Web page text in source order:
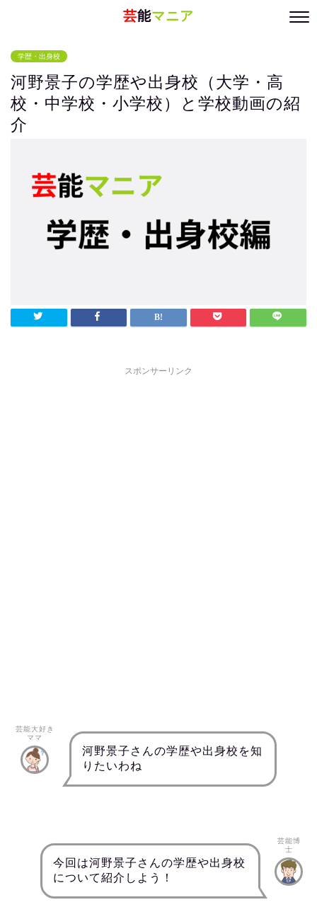
芸能マニア
学歴・出身校
河野景子の学歴や出身校（大学・高
校・中学校・小学校）と学校動画の紹
介
スポンサーリンク
芸能大好き
ママ
河野景子さんの学歴や出身校を知
りたいわね
今回は河野景子さんの学歴や出身校
について紹介しよう！
芸能博
士